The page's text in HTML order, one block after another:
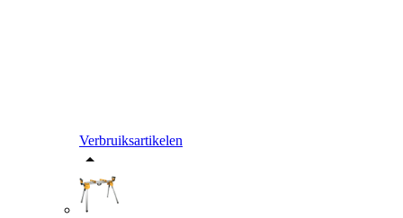
Verbruiksartikelen